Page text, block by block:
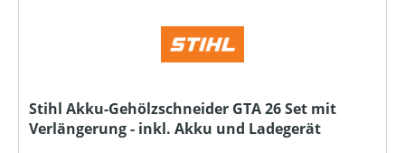
Stihl Akku-Gehölzschneider GTA 26 Set mit
Verlängerung - inkl. Akku und Ladegerät